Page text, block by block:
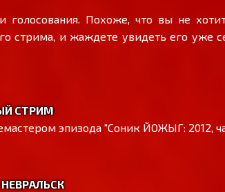
голосования. Похоже, что вы не
стрима, и жаждете увидеть его уже
СТРИМ
эпизода "Соник ЙОЖЫГ: 2012,